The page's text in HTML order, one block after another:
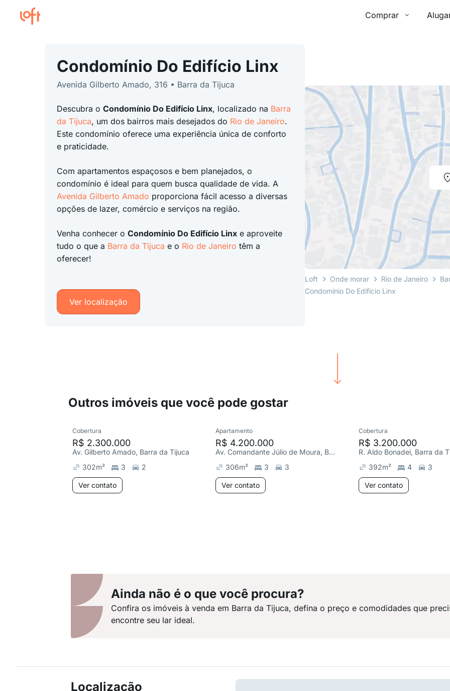
Comprar
Condomínio Do Edifício Linx
Avenida Gilberto Amado, 316 • Barra da Tijuca
Descubra o Condomínio Do Edifício Linx, localizado na Barra
da Tijuca, um dos bairros mais desejados do Rio de Janeiro.
Este condomínio oferece uma experiência única de conforto
e praticidade.
Com apartamentos espaçosos e bem planejados, o
condomínio é ideal para quem busca qualidade de vida. A
Avenida Gilberto Amado proporciona fácil acesso a diversas
opções de lazer, comércio e serviços na região.
Venha conhecer o Condomínio Do Edifício Linxe aproveite
tudo o que a Barra da Tijuca e o Rio de Janeiro têm a
oferecer!
Ver localização
Loft Onde morar Rio de Janeiro
Condomínio Do Edifício Linx
Outros imóveis que você pode gostar
Cobertura
R$ 2.300.000
Av. Gilberto Amado, Barra da Tijuca
302m² 3 2
Ver contato
Apartamento
R$ 4.200.000
Av. Comandante Júlio de Moura, Barra da Tijuca
306m² 3 3
Ver contato
Cobertura
R$ 3.200.000
392m² 4 3
Ver contato
Ainda não é o que você procura?
Confira os imóveis à venda em Barra da Tijuca, defina o preço e comodidades que
encontre seu lar ideal.
Localização